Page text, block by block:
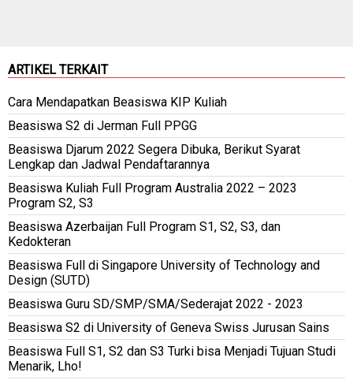
ARTIKEL TERKAIT
Cara Mendapatkan Beasiswa KIP Kuliah
Beasiswa S2 di Jerman Full PPGG
Beasiswa Djarum 2022 Segera Dibuka, Berikut Syarat
Lengkap dan Jadwal Pendaftarannya
Beasiswa Kuliah Full Program Australia 2022 – 2023
Program S2, S3
Beasiswa Azerbaijan Full Program S1, S2, S3, dan
Kedokteran
Beasiswa Full di Singapore University of Technology and
Design (SUTD)
Beasiswa Guru SD/SMP/SMA/Sederajat 2022 - 2023
Beasiswa S2 di University of Geneva Swiss Jurusan Sains
Beasiswa Full S1, S2 dan S3 Turki bisa Menjadi Tujuan Studi
Menarik, Lho!